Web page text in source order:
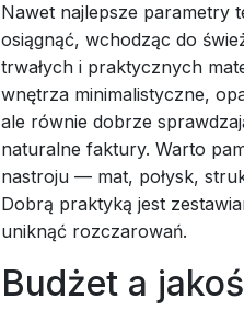
Nawet najlepsze parametry
osiągnąć, wchodząc do
trwałych i praktycznych
wnętrza minimalistyczne,
ale równie dobrze
naturalne faktury. Warto
nastroju — mat, połysk,
Dobrą praktyką jest
uniknąć rozczarowań.
Budżet a